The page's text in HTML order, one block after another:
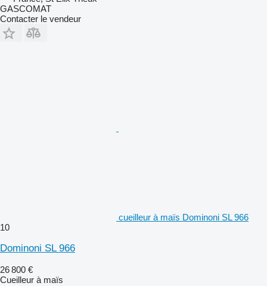
GASCOMAT
Contacter le vendeur
cueilleur à maïs Dominoni SL 966
10
Dominoni SL 966
26 800 €
Cueilleur à maïs